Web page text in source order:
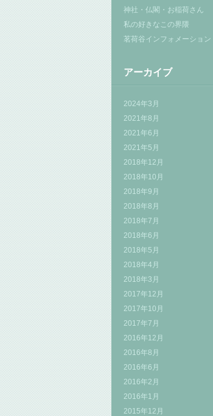
神社・仏閣・お稲荷さん
私の好きなこの界隈
茗荷谷インフォメーション
アーカイブ
2024年3月
2021年8月
2021年6月
2021年5月
2018年12月
2018年10月
2018年9月
2018年8月
2018年7月
2018年6月
2018年5月
2018年4月
2018年3月
2017年12月
2017年10月
2017年7月
2016年12月
2016年8月
2016年6月
2016年2月
2016年1月
2015年12月